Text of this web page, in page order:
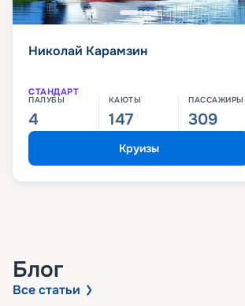
Николай Карамзин
СТАНДАРТ
ПАЛУБЫ
4
КАЮТЫ
147
ПАССАЖИРЫ
309
Круизы
Блог
Все статьи